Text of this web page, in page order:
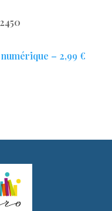
– 2,99 €